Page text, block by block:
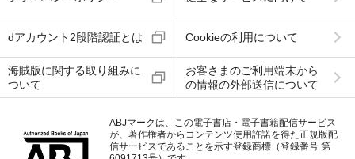
dアカウント2段階認証とは Cookieの利用について
海賊版に関する取り組みに
ついて
お客さまのご利用端末から
の情報の外部送信について
ABJマークは、この電子書店・電子書籍配信サービス
が、著作権者からコンテンツ使用許諾を得た正規版配
信サービスであることを示す登録商標（登録番号 第